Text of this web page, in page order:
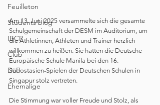
Feuilleton
Students blog
IBCP
Club
DaF
Ehemalige
Am 13. Juni 2025 versammelte sich die gesamte
Schulgemeinschaft der DESM im Auditorium, um
die Athletinnen, Athleten und Trainer herzlich
willkommen zu heißen. Sie hatten die Deutsche
Europäische Schule Manila bei den 16.
Südostasien-Spielen der Deutschen Schulen in
Singapur stolz vertreten.
Die Stimmung war voller Freude und Stolz, als